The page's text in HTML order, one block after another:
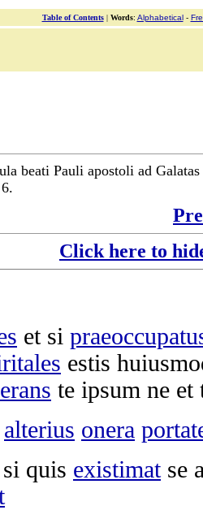
Table of Contents| Words: Alphabetical-
beati Pauli apostoli ad Galatas
6.
Click here to
et si
estis
te ipsum ne
alterius onera
quis existimatse